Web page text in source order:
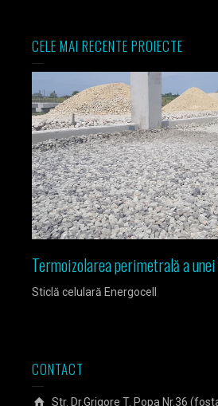
CELE MAI RECENTE PROIECTE
Termoizolarea perimetrală a
Sticlă celulară Energocell
CONTACT
Str. Dr.Grigore T. Popa Nr.36